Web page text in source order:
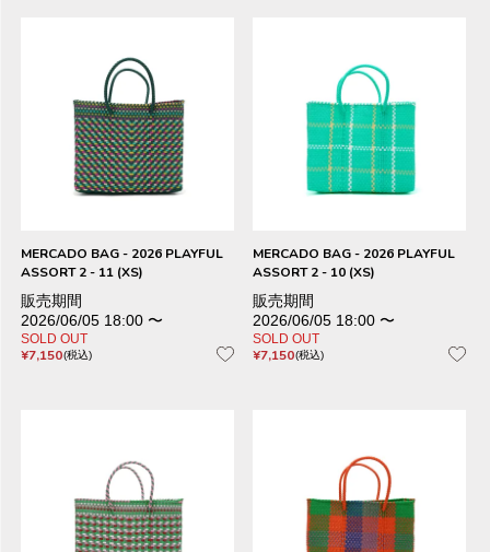
MERCADO BAG - 2026 PLAYFUL
ASSORT 2 - 11 (XS)
販売期間
2026/06/05 18:00 〜
SOLD OUT
¥7,150 税込
MERCADO BAG - 2026 PLAYFUL
ASSORT 2 - 10 (XS)
販売期間
2026/06/05 18:00 〜
SOLD OUT
¥7,150 税込